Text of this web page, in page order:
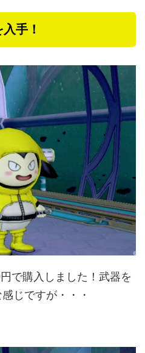
手！
で購入しました！武器を
じですが・・・